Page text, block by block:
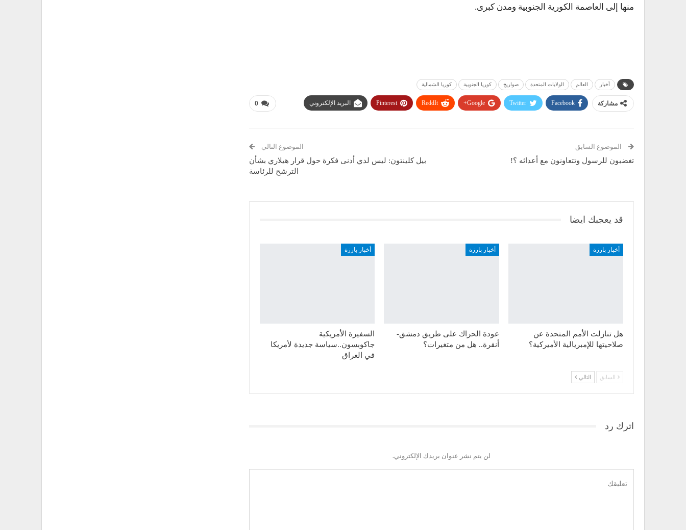
منها إلى العاصمة الكورية الجنوبية ومدن كبرى.
أخبار العالم الولايات المتحدة صواريخ كوريا الجنوبية كوريا الشمالية
0 مشاركة Facebook
Twitter
Google+
ReddIt
Pinterest البريد الإلكتروني
الموضوع السابق
تغضبون للرسول وتتعاونون مع أعدائه ؟!
الموضوع التالي
بيل كلينتون: ليس لدي أدنى فكرة حول قرار هيلاري بشأن
الترشح للرئاسة
قد يعجبك ايضا
أخبار بارزة
هل تنازلت الأمم المتحدة عن
صلاحيتها للإمبريالية الأميركية؟
أخبار بارزة
عودة الحراك على طريق دمشق-
أنقرة.. هل من متغيرات؟
أخبار بارزة
السفيرة الأمريكية
جاكوبسون..سياسة جديدة لأمريكا
في العراق
السابق التالي
اترك رد
لن يتم نشر عنوان بريدك الإلكتروني.